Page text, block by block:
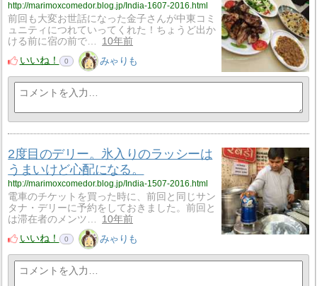
http://marimoxcomedor.blog.jp/India-1607-2016.html
前回も大変お世話になった金子さんが中東コミ
ュニティにつれていってくれた！ちょうど出か
ける前に宿の前で…
10年前
いいね！
0 みゃりも
2度目のデリー。氷入りのラッシーは
うまいけど心配になる。
http://marimoxcomedor.blog.jp/India-1507-2016.html
電車のチケットを買った時に、前回と同じサン
タナ・デリーに予約をしておきました。前回と
は滞在者のメンツ…
10年前
いいね！
0 みゃりも